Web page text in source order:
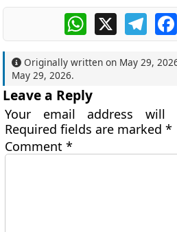
WhatsApp
X
Originally written on May 29,
May 29, 2026.
Leave a Reply
Your email address will
Required fields are marked*
Comment*